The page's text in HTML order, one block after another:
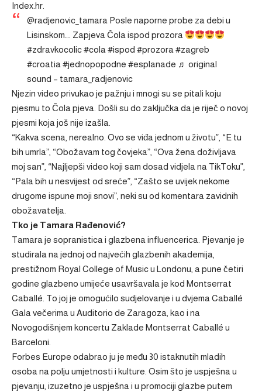
Index.hr
@radjenovic_tamara Posle naporne probe za debi u
Lisinskom…. Zapjeva Čola ispod prozora
#zdravkocolic #cola #ispod #prozora #zagreb
#croatia #jednopopodne #esplanade ♬ original
sound – tamara_radjenovic
Njezin video privukao je pažnju i mnogi su se pitali koju
pjesmu to Čola pjeva. Došli su do zaključka da je riječ o novoj
pjesmi koja još nije izašla.
“Kakva scena, nerealno. Ovo se viđa jednom u životu”, “E tu
bih umrla”, “Obožavam tog čovjeka”, “Ova žena doživljava
moj san”, “Najljepši video koji sam dosad vidjela na TikToku”,
“Pala bih u nesvijest od sreće”, “Zašto se uvijek nekome
drugome ispune moji snovi”, neki su od komentara zavidnih
obožavatelja.
Tko je Tamara Rađenović?
Tamara je sopranistica i glazbena influencerica. Pjevanje je
studirala na jednoj od najvećih glazbenih akademija,
prestižnom Royal College of Music u Londonu, a pune četiri
godine glazbeno umijeće usavršavala je kod Montserrat
Caballé. To joj je omogućilo sudjelovanje i u dvjema Caballé
Gala večerima u Auditorio de Zaragoza, kao i na
Novogodišnjem koncertu Zaklade Montserrat Caballé u
Barceloni.
Forbes Europe odabrao ju je među 30 istaknutih mladih
osoba na polju umjetnosti i kulture. Osim što je uspješna u
pjevanju, izuzetno je uspješna i u promociji glazbe putem